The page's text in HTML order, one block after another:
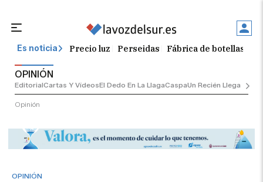
Es noticia Precio luz Perseidas Fábrica de botellas
OPINIÓN
EditorialCartas Y VídeosEl Dedo En La LlagaCaspaUn Recién Llegado
Opinión
OPINIÓN